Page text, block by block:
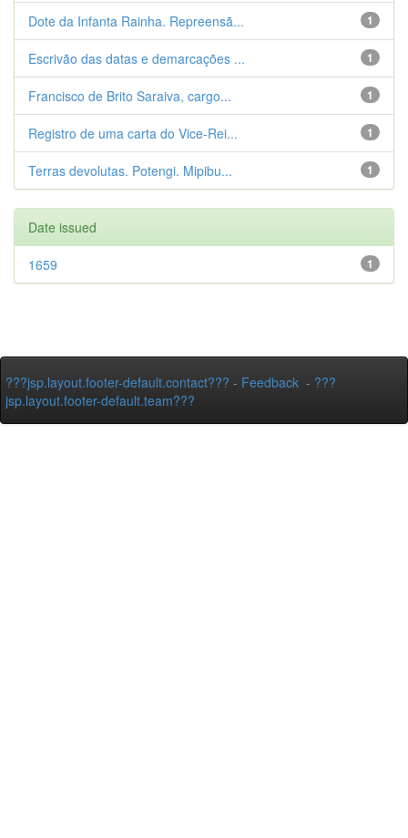
1
Dote da Infanta Rainha. Repreensã...
1
Escrivão das datas e demarcações ...
1
Francisco de Brito Saraiva, cargo...
1
Registro de uma carta do Vice-Rei...
1
Terras devolutas. Potengi. Mipibu...
Date issued
1
1659
???jsp.layout.footer-default.contact??? - Feedback - ???
jsp.layout.footer-default.team???